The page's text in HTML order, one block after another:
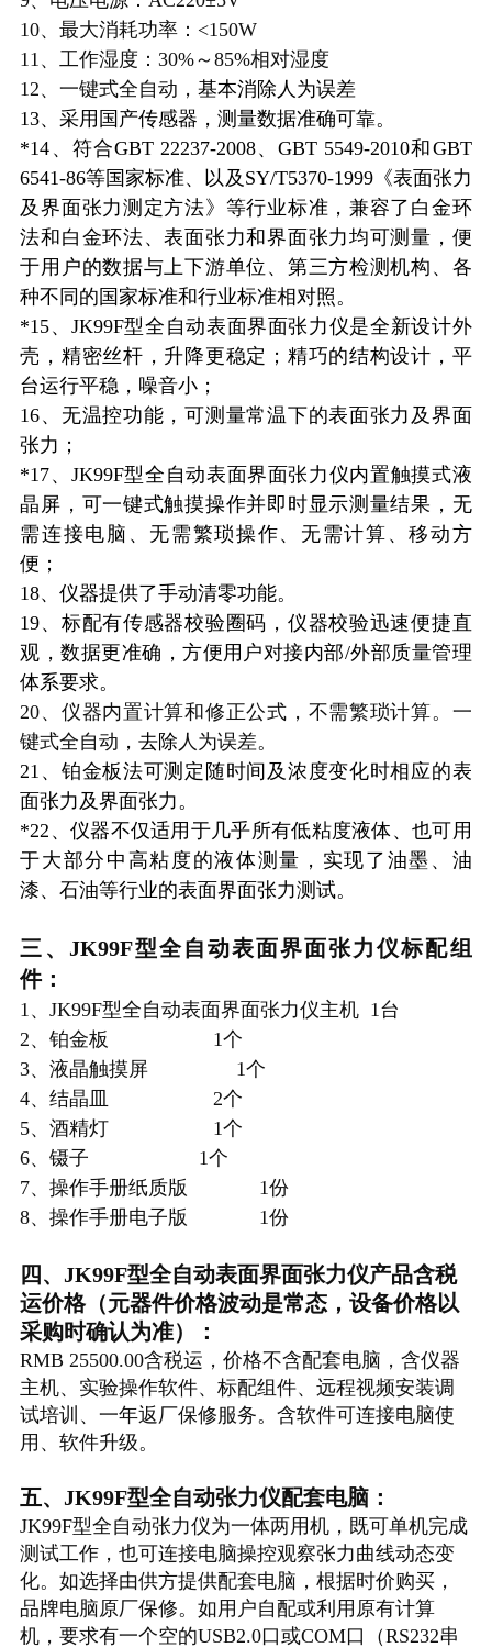
10、最大消耗功率：<150W
11、工作湿度：30%～85%相对湿度
12、一键式全自动，基本消除人为误差
13、采用国产传感器，测量数据准确可靠。
*14、符合GBT 22237-2008、GBT 5549-2010和GBT
6541-86等国家标准、以及SY/T5370-1999《表面张力
及界面张力测定方法》等行业标准，兼容了白金环
法和白金环法、表面张力和界面张力均可测量，便
于用户的数据与上下游单位、第三方检测机构、各
种不同的国家标准和行业标准相对照。
*15、JK99F型全自动表面界面张力仪是全新设计外
壳，精密丝杆，升降更稳定；精巧的结构设计，平
台运行平稳，噪音小；
16、无温控功能，可测量常温下的表面张力及界面
张力；
*17、JK99F型全自动表面界面张力仪内置触摸式液
晶屏，可一键式触摸操作并即时显示测量结果，无
需连接电脑、无需繁琐操作、无需计算、移动方
便；
18、仪器提供了手动清零功能。
19、标配有传感器校验圈码，仪器校验迅速便捷直
观，数据更准确，方便用户对接内部/外部质量管理
体系要求。
20、仪器内置计算和修正公式，不需繁琐计算。一
键式全自动 ，去除 人为误差。
21、铂金板法可测定随时间及浓度变化时相应的表
面张力及界面张力。
*22、仪器不仅适用于几乎所有低粘度液体、也可用
于大部分中高粘度的液体测量，实现了油墨、油
漆、石油等行业的表面界面张力测试。
三、JK99F型全自动表面界面张力仪标配组
件：
1、JK99F型全自动表面界面张力仪主机 1台
2、铂金板 1个
3、液晶触摸屏 1个
4、结晶皿 2个
5、酒精灯 1个
6、镊子 1个
7、操作手册纸质版 1份
8、操作手册电子版 1份
四、JK99F型全自动表面界面张力仪产品含税
运价格（元器件价格波动是常态，设备价格以
采购时确认为准）：
RMB 25500.00含税运，价格不含配套电脑，含仪器
主机、实验操作软件、标配组件、远程视频安装调
试培训、一年返厂保修服务。含软件可连接电脑使
用、软件升级。
五、JK99F型全自动张力仪配套电脑：
JK99F型全自动张力仪为一体两用机，既可单机完成
测试工作，也可连接电脑操控观察张力曲线动态变
化。如选择由供方提供配套电脑，根据时价购买，
品牌电脑原厂保修。如用户自配或利用原有计算
机，要求有一个空的USB2.0口或COM口（RS232串